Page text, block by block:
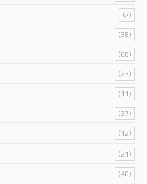
(2)
(38)
(68)
(23)
(11)
(37)
(12)
(21)
(40)